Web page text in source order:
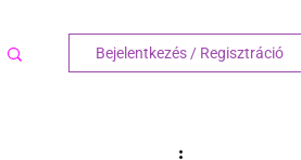
Bejelentkezés / Regisztráció